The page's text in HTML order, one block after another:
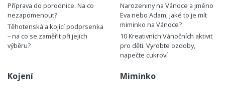
Příprava do porodnice. Na co
nezapomenout?
Těhotenská a kojící podprsenka
– na co se zaměřit při jejich
výběru?
Narozeniny na Vánoce a jméno
Eva nebo Adam, jaké to je mít
miminko na Vánoce?
10 Kreativních Vánočních aktivit
pro děti: Vyrobte ozdoby,
napečte cukroví
Kojení Miminko